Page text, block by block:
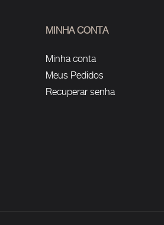
MINHA CONTA
Minha conta
Meus Pedidos
Recuperar senha